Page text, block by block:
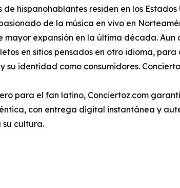
de hispanohablantes residen en los
de la música en vivo en
mayor expansión en la última década.
en sitios pensados en otro idioma,
su identidad como consumidores.
para el fan latino, Conciertoz.com
con entrega digital instantánea y
cultura.